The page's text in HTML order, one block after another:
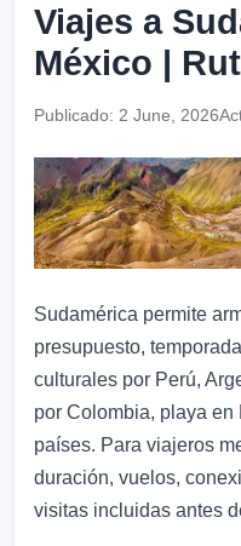
Viajes a
México |
Publicado: 2 June, 2026
Sudamérica permite
presupuesto,
culturales por Perú,
por Colombia, playa
países. Para viajeros
duración, vuelos,
visitas incluidas antes